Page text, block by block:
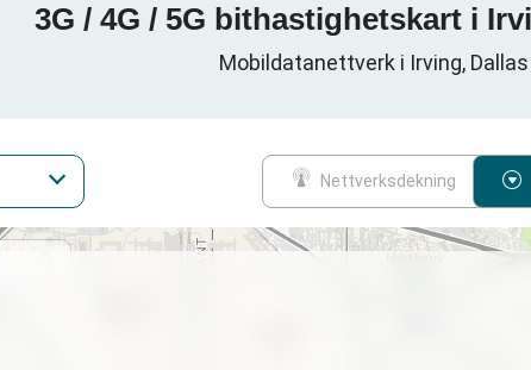
3G / 4G / 5G bithastighetskart i
Mobildatanettverk i Irving,
Nettverksdekning